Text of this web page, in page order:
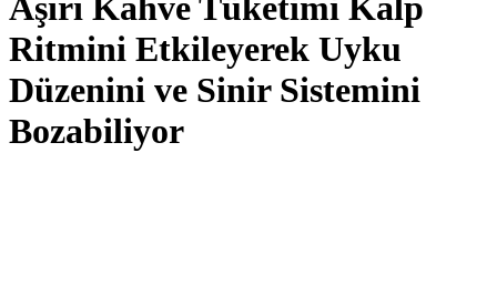
Ritmini Etkileyerek Uyku
Düzenini ve Sinir Sistemini
Bozabiliyor